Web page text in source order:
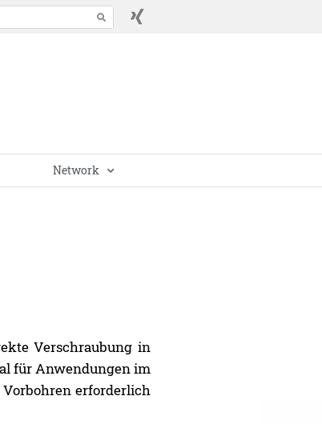
Network
Verschraubung in
für Anwendungen im
erforderlich